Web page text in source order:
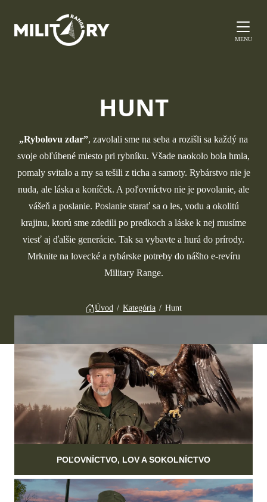
MENU
HUNT
„Rybolovu zdar”, zavolali sme na seba a rozišli sa každý na
svoje obľúbené miesto pri rybníku. Všade naokolo bola hmla,
pomaly svitalo a my sa tešili z ticha a samoty. Rybárstvo nie je
nuda, ale láska a koníček. A poľovníctvo nie je povolanie, ale
vášeň a poslanie. Poslanie starať sa o les, vodu a okolitú
krajinu, ktorú sme zdedili po predkoch a láske k nej musíme
viesť aj ďalšie generácie. Tak sa vybavte a hurá do prírody.
Mrknite na lovecké a rybárske potreby do nášho e-revíru
Military Range.
Úvod / Kategória / Hunt
POĽOVNÍCTVO, LOV A SOKOLNÍCTVO